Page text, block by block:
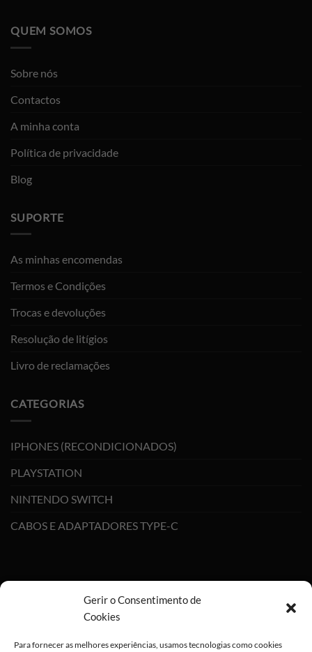
Gerir o Consentimento de
Cookies
Para fornecer as melhores experiências, usamos tecnologias como cookies
QUEM SOMOS
Sobre nós
Contactos
A minha conta
Política de privacidade
Blog
SUPORTE
As minhas encomendas
Termos e Condições
Trocas e devoluções
Resolução de litígios
Livro de reclamações
CATEGORIAS
IPHONES (RECONDICIONADOS)
PLAYSTATION
NINTENDO SWITCH
CABOS E ADAPTADORES TYPE-C